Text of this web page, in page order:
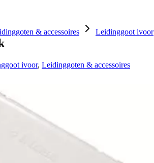
& accessoires Leidinggoot ivoor
ivoor, Leidinggoten & accessoires